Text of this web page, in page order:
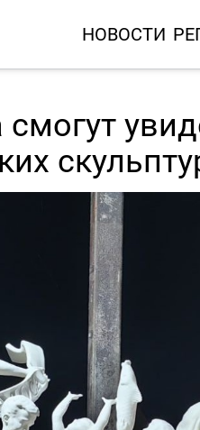
НОВОСТИ